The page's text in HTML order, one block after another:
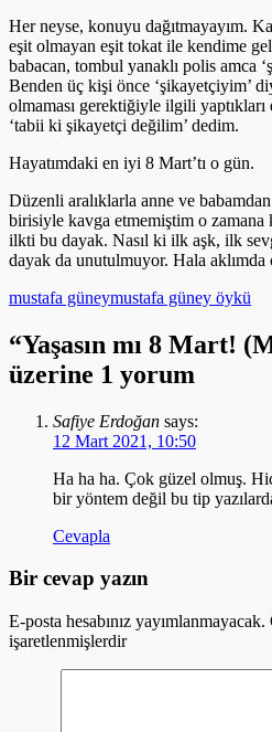
Her neyse, konuyu dağıtmayayım.
eşit olmayan eşit tokat ile kendime
babacan, tombul yanaklı polis amca
Benden üç kişi önce ‘şikayetçiyim’
olmaması gerektiğiyle ilgili
‘tabii ki şikayetçi değilim’ dedim.
Hayatımdaki en iyi 8 Mart’tı o gün.
Düzenli aralıklarla anne ve
birisiyle kavga etmemiştim o zamana
ilkti bu dayak. Nasıl ki ilk aşk, ilk
dayak da unutulmuyor. Hala aklımda
mustafa güneymustafa güney öykü
“Yaşasın mı 8 Mart!
üzerine 1 yorum
Safiye Erdoğan says:
12 Mart 2021, 10:50
Ha ha ha. Çok güzel olmuş.
bir yöntem değil bu tip
Cevapla
Bir cevap yazın
E-posta hesabınız yayımlanmayacak.
işaretlenmişlerdir